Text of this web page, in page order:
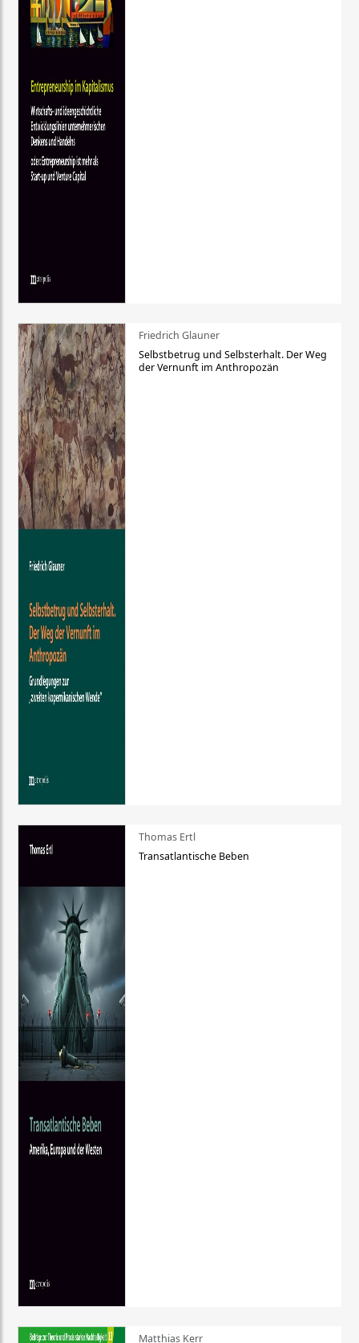
Friedrich Glauner
Selbstbetrug und Selbsterhalt. Der Weg
der Vernunft im Anthropozän
Thomas Ertl
Transatlantische Beben
Matthias Kerr